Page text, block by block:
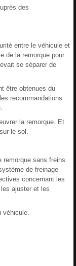
des
entre le véhicule et
de la remorque pour
se séparer de
être obtenues du
recommandations
la remorque. Et
le sol.
remorque sans freins
de freinage
concernant les
ajuster et les